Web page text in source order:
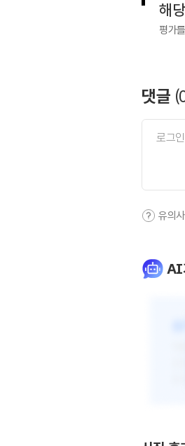
해
평가
댓글 (
유의
AI